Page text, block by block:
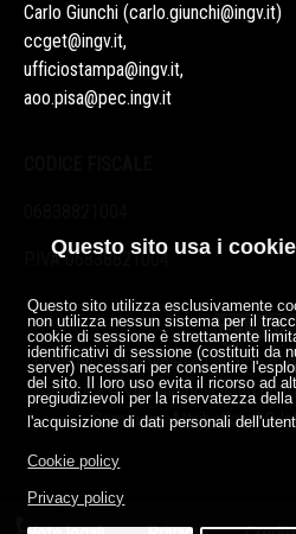
Questo sito usa i cookie
Questo sito utilizza esclusivamente
non utilizza nessun sistema per il
cookie di sessione è strettamente
identificativi di sessione (costituiti da
server) necessari per consentire
del sito. Il loro uso evita il ricorso ad
pregiudizievoli per la riservatezza
l'acquisizione di dati personali
Cookie policy
Privacy policy
Carlo Giunchi (carlo.giunchi@ingv.it)
ccget@ingv.it,
ufficiostampa@ingv.it,
aoo.pisa@pec.ingv.it
P.IVA 06838821004
I contenuti pubblicati su queste
Geofisica e Vulcanologiasono
Commons Attribution 4.0